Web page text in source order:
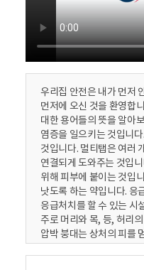
우리집 안전은 내가 먼저
먼저에 오신 것을 환영합
대한 용어들의 뜻을 알아
염증을 일으키는 것입니
것입니다. 멀티탭은 여러
연결되게 도와주는 것입
위해 피부에 붙이는 것입
낫도록 하는 약입니다. 응
응급처치를 할 수 있는 시
주로 머리와 목, 등, 허리
압박 붕대는 상처의 피를